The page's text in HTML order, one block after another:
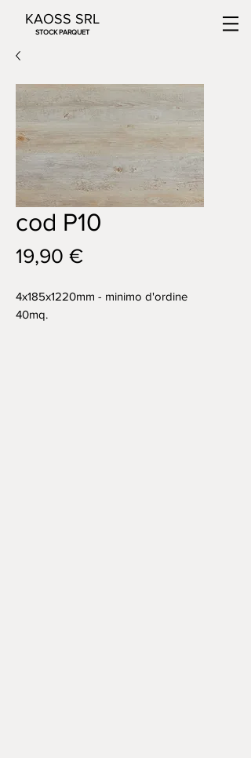
KAOSS SRL
STOCK PARQUET
cod P10
19,90 €Prezzo
4x185x1220mm - minimo d'ordine
40mq.